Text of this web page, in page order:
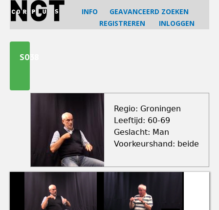
Jump
navigation
INFO
GEAVANCEERD ZOEKEN
REGISTREREN
INLOGGEN
topS038
Regio: Groningen
Leeftijd: 60-69
Geslacht: Man
Voorkeurshand: beide